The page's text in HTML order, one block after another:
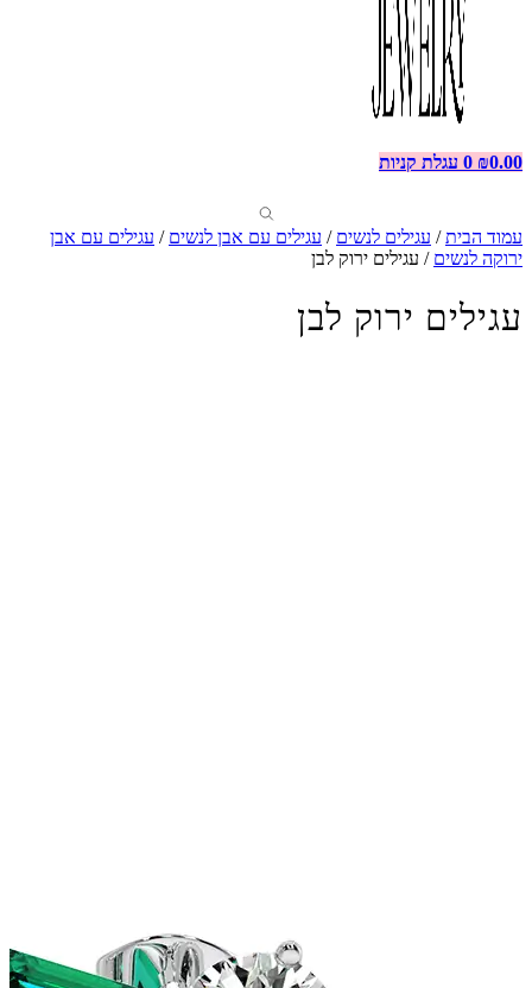
₪0.00
0 עגלת קניות
עמוד הבית/ עגילים לנשים / עגילים עם אבן לנשים / עגילים עם אבן
ירוקה לנשים / עגילים ירוק לבן
עגילים ירוק לבן